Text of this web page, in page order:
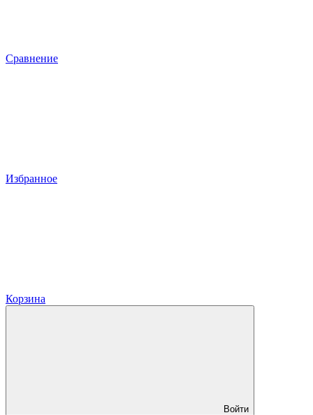
Сравнение
Избранное
Корзина
Войти